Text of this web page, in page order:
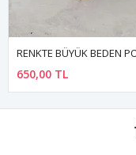
650,00 TL